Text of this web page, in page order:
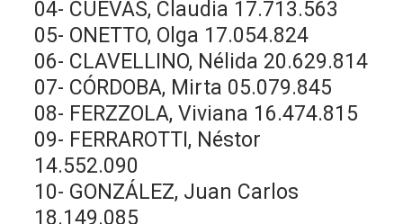
04- CUEVAS, Claudia 17.713.563
05- ONETTO, Olga 17.054.824
06- CLAVELLINO, Nélida 20.629.814
07- CÓRDOBA, Mirta 05.079.845
08- FERZZOLA, Viviana 16.474.815
09- FERRAROTTI, Néstor
14.552.090
10- GONZÁLEZ, Juan Carlos
18.149.085